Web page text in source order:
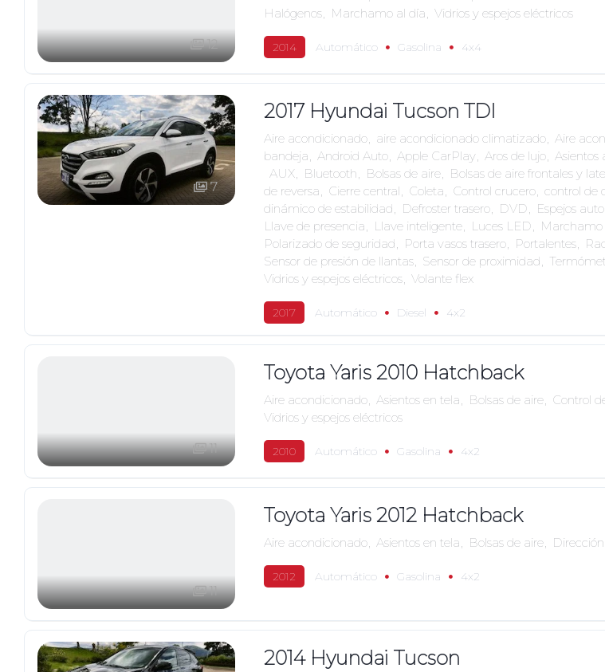
12
Halógenos, Marchamo al día, Vidrios y espejos eléctricos
2014 Automático Gasolina 4x4
7
2017 Hyundai Tucson TDI
Aire acondicionado, aire acondicionado climatizado, Aire
bandeja, Android Auto, Apple CarPlay, Aros de lujo, Asientos
AUX, Bluetooth, Bolsas de aire, Bolsas de aire frontales y
de reversa, Cierre central, Coleta, Control crucero, control de
dinámico de estabilidad, Defroster trasero, DVD, Espejos
Llave de presencia, Llave inteligente, Luces LED, Marchamo
Polarizado de seguridad, Porta vasos trasero, Portalentes,
Sensor de presión de llantas, Sensor de proximidad,
Vidrios y espejos eléctricos, Volante flex
2017 Automático Diesel 4x2
11
Toyota Yaris 2010 Hatchback
Aire acondicionado, Asientos en tela, Bolsas de aire, Control
Vidrios y espejos eléctricos
2010 Automático Gasolina 4x2
11
Toyota Yaris 2012 Hatchback
Aire acondicionado, Asientos en tela, Bolsas de aire,
2012 Automático Gasolina 4x2
2014 Hyundai Tucson